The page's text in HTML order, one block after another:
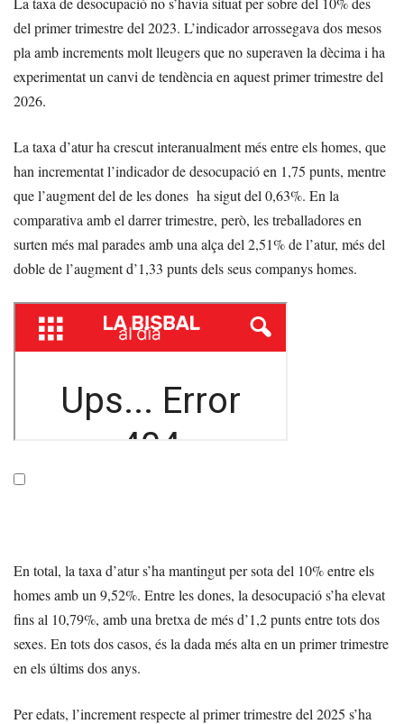
del primer trimestre del 2023. L’indicador arrossegava dos mesos
pla amb increments molt lleugers que no superaven la dècima i ha
experimentat un canvi de tendència en aquest primer trimestre del
2026.
La taxa d’atur ha crescut interanualment més entre els homes, que
han incrementat l’indicador de desocupació en 1,75 punts, mentre
que l’augment del de les dones ha sigut del 0,63%. En la
comparativa amb el darrer trimestre, però, les treballadores en
surten més mal parades amb una alça del 2,51% de l’atur, més del
doble de l’augment d’1,33 punts dels seus companys homes.
En total, la taxa d’atur s’ha mantingut per sota del 10% entre els
homes amb un 9,52%. Entre les dones, la desocupació s’ha elevat
fins al 10,79%, amb una bretxa de més d’1,2 punts entre tots dos
sexes. En tots dos casos, és la dada més alta en un primer trimestre
en els últims dos anys.
Per edats, l’increment respecte al primer trimestre del 2025 s’ha